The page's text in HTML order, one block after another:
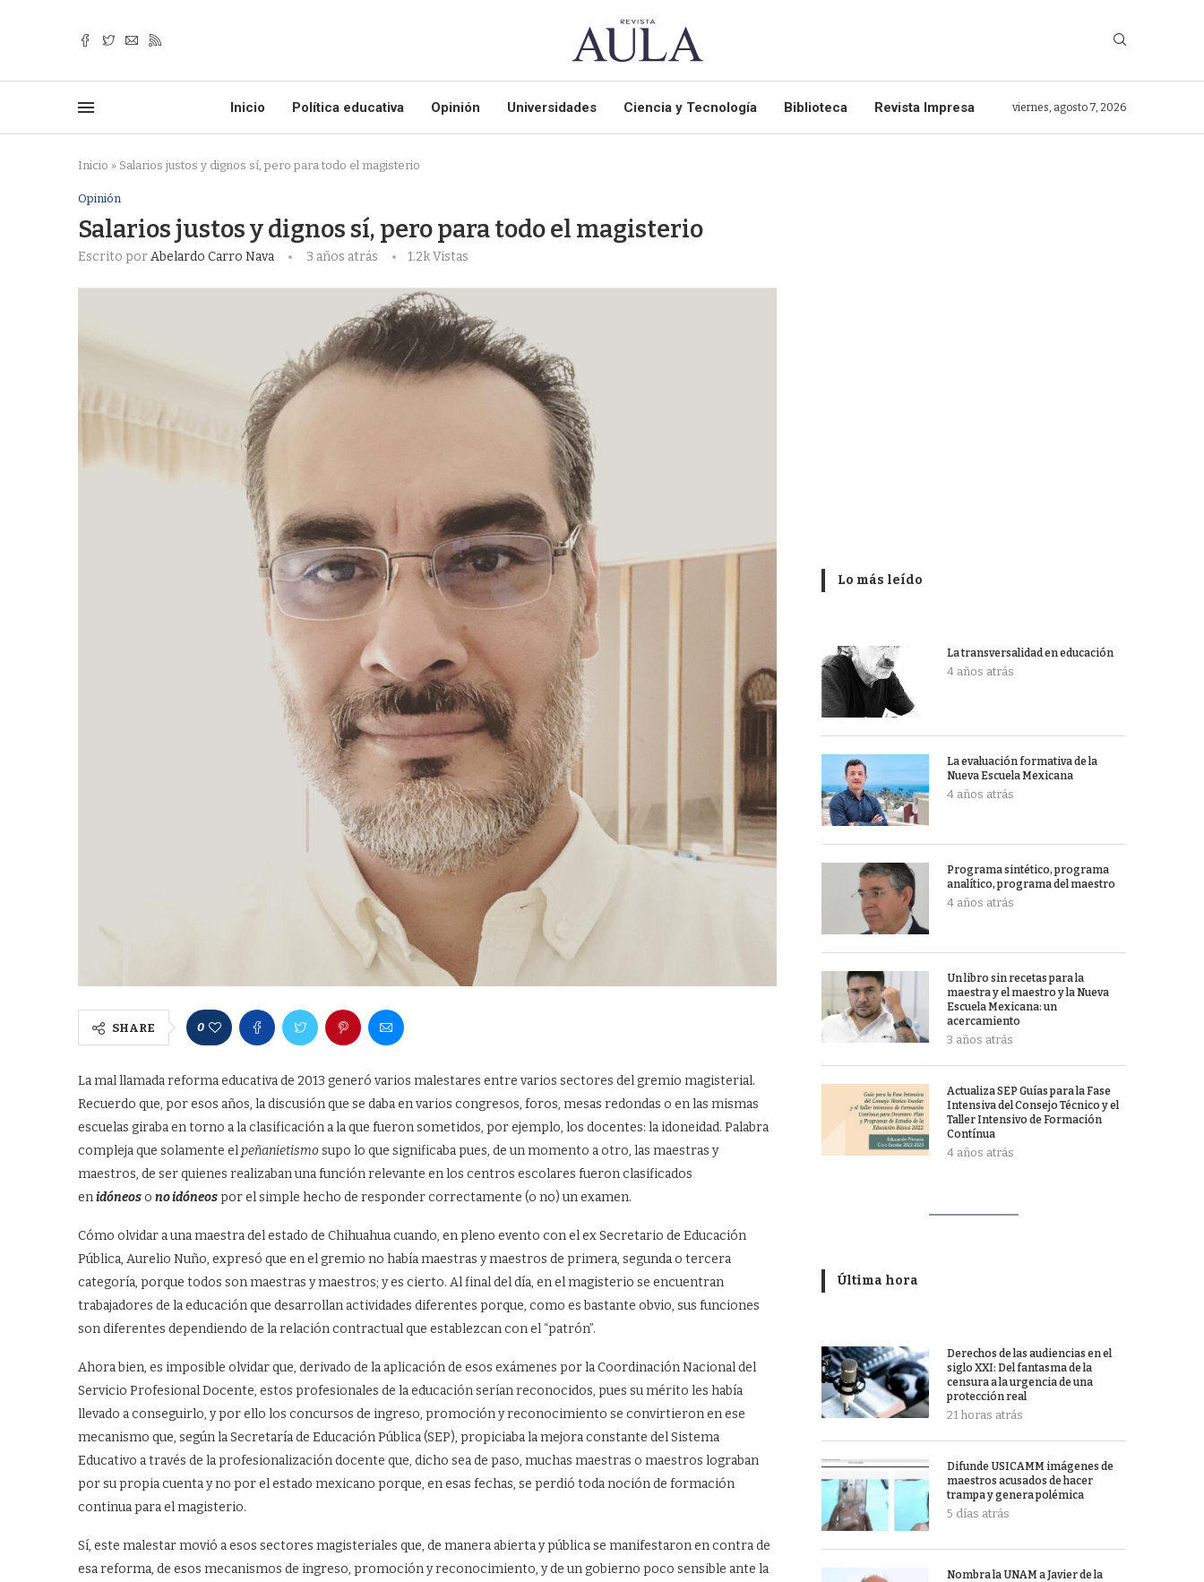
Inicio Política educativa Opinión Universidades Ciencia y Tecnología Biblioteca Revista Impresa viernes, agosto 7, 2026
Inicio » Salarios justos y dignos sí, pero para todo el magisterio
Opinión
Salarios justos y dignos sí, pero para todo el magisterio
Escrito porAbelardo Carro Nava 3 años atrás 1.2kVistas
SHARE 0
La mal llamada reforma educativa de 2013 generó varios malestares entre varios sectores del gremio magisterial.
Recuerdo que, por esos años, la discusión que se daba en varios congresos, foros, mesas redondas o en las mismas
escuelas giraba en torno a la clasificación a la que fueron sometidos, por ejemplo, los docentes: la idoneidad. Palabra
compleja que solamente el peñanietismosupo lo que significaba pues, de un momento a otro, las maestras y
maestros, de ser quienes realizaban una función relevante en los centros escolares fueron clasificados
enidóneoso no idóneospor el simple hecho de responder correctamente (o no) un examen.
Cómo olvidar a una maestra del estado de Chihuahua cuando, en pleno evento con el ex Secretario de Educación
Pública, Aurelio Nuño, expresó que en el gremio no había maestras y maestros de primera, segunda o tercera
categoría, porque todos son maestras y maestros; y es cierto. Al final del día, en el magisterio se encuentran
trabajadores de la educación que desarrollan actividades diferentes porque, como es bastante obvio, sus funciones
son diferentes dependiendo de la relación contractual que establezcan con el “patrón”.
Ahora bien, es imposible olvidar que, derivado de la aplicación de esos exámenes por la Coordinación Nacional del
Servicio Profesional Docente, estos profesionales de la educación serían reconocidos, pues su mérito les había
llevado a conseguirlo, y por ello los concursos de ingreso, promoción y reconocimiento se convirtieron en ese
mecanismo que, según la Secretaría de Educación Pública (SEP), propiciaba la mejora constante del Sistema
Educativo a través de la profesionalización docente que, dicho sea de paso, muchas maestras o maestros lograban
por su propia cuenta y no por el estado mexicano porque, en esas fechas, se perdió toda noción de formación
continua para el magisterio.
Sí, este malestar movió a esos sectores magisteriales que, de manera abierta y pública se manifestaron en contra de
esa reforma, de esos mecanismos de ingreso, promoción y reconocimiento, y de un gobierno poco sensible ante la
Lo más leído
La transversalidad en educación
4 años atrás
La evaluación formativa de la
Nueva Escuela Mexicana
4 años atrás
Programa sintético, programa
analítico, programa del maestro
4 años atrás
Un libro sin recetas para la
maestra y el maestro y la Nueva
Escuela Mexicana: un
acercamiento
3 años atrás
Actualiza SEP Guías para la Fase
Intensiva del Consejo Técnico y el
Taller Intensivo de Formación
Contínua
4 años atrás
Última hora
Derechos de las audiencias en el
siglo XXI: Del fantasma de la
censura a la urgencia de una
protección real
21 horas atrás
Difunde USICAMM imágenes de
maestros acusados de hacer
trampa y genera polémica
5 días atrás
Nombra la UNAM a Javier de la